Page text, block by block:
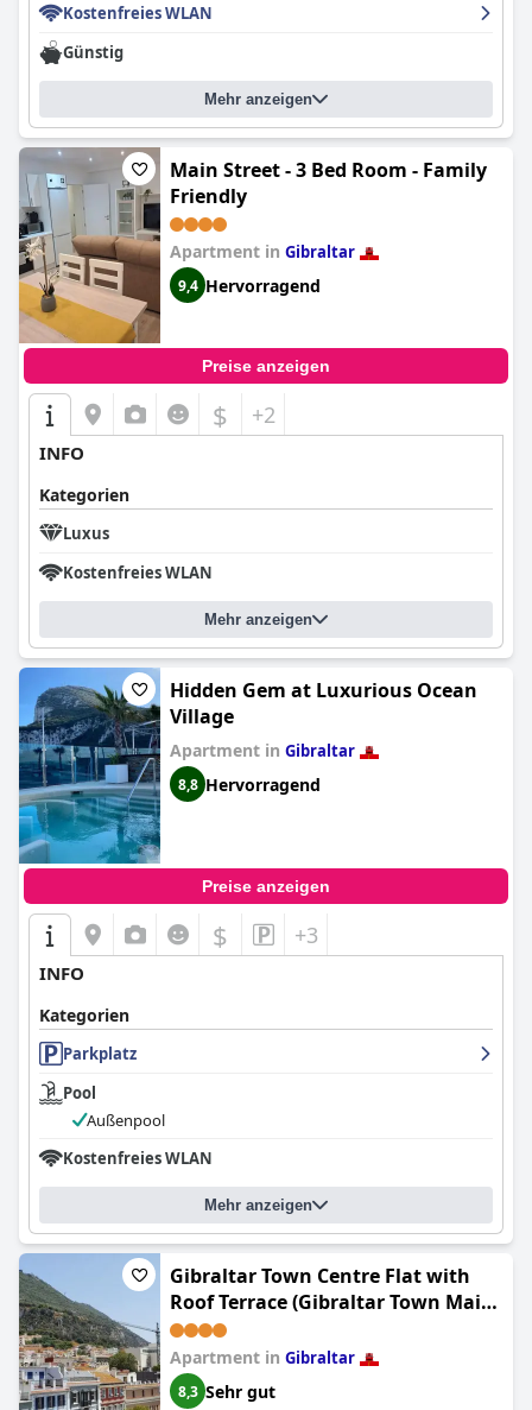
Kostenfreies WLAN
Günstig
Mehr anzeigen
Main Street - 3 Bed Room - Family
Friendly
Apartment in Gibraltar
9,4 Hervorragend
Preise anzeigen
$ +2
INFO
Kategorien
Luxus
Kostenfreies WLAN
Mehr anzeigen
Hidden Gem at Luxurious Ocean
Village
Apartment in Gibraltar
8,8 Hervorragend
Preise anzeigen
$ +3
INFO
Kategorien
Parkplatz
Pool
Außenpool
Kostenfreies WLAN
Mehr anzeigen
Gibraltar Town Centre Flat with
Roof Terrace (Gibraltar Town Main
St, Best Panoramic Views on the
Rock)
Apartment in Gibraltar
8,3 Sehr gut